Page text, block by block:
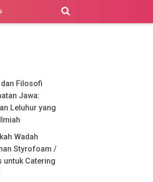
Filosofi
Jawa:
Leluhur yang
Wadah
Styrofoam /
untuk Catering